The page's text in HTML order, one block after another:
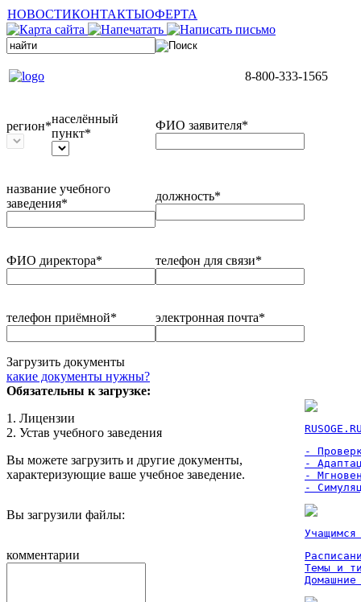
НОВОСТИКОНТАКТЫОФЕРТА
8-800-333-1565
регион*
населённый
пункт*
ФИО заявителя*
название учебного
заведения*
должность*
ФИО директора* телефон для связи*
телефон приёмной* электронная почта*
Загрузить документы
какие документы нужны?
Обязательны к загрузке:
1. Лицензии
2. Устав учебного заведения
Вы можете загрузить и другие документы,
характеризующие ваше учебное заведение.
Вы загрузили файлы:
комментарии
-
-
-
-
Темы и
Домашние